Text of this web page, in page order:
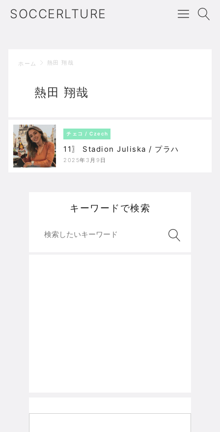
SOCCERLTURE
ホーム 熱田 翔哉
熱田 翔哉
チェコ / Czech
11〗 Stadion Juliska / プラハ
2025年3月9日
キーワードで検索